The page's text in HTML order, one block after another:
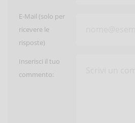
E-Mail (solo per
ricevere le
risposte)
Inserisci il tuo
commento: